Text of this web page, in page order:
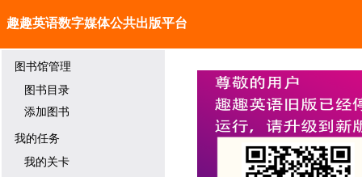
趣趣英语数字媒体公共出版平台
图书馆管理
图书目录
添加图书
我的任务
我的关卡